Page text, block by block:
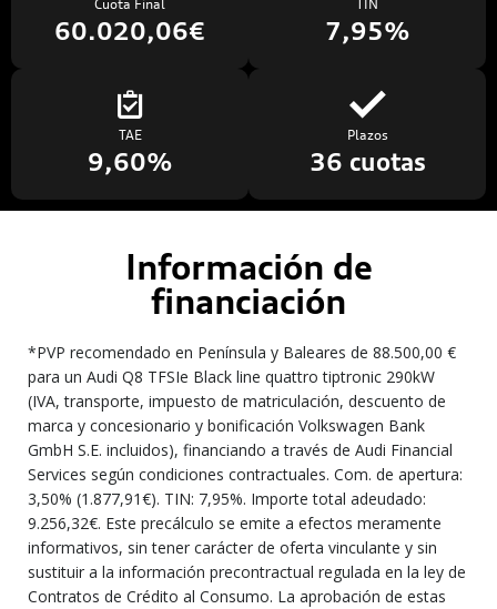
Cuota Final
60.020,06€
TIN
7,95%
TAE
9,60%
Plazos
36 cuotas
Información de
financiación
*PVP recomendado en Península y Baleares de 88.500,00 €
para un Audi Q8 TFSIe Black line quattro tiptronic 290kW
(IVA, transporte, impuesto de matriculación, descuento de
marca y concesionario y bonificación Volkswagen Bank
GmbH S.E. incluidos), financiando a través de Audi Financial
Services según condiciones contractuales. Com. de apertura:
3,50% (1.877,91€). TIN: 7,95%. Importe total adeudado:
9.256,32€. Este precálculo se emite a efectos meramente
informativos, sin tener carácter de oferta vinculante y sin
sustituir a la información precontractual regulada en la ley de
Contratos de Crédito al Consumo. La aprobación de estas